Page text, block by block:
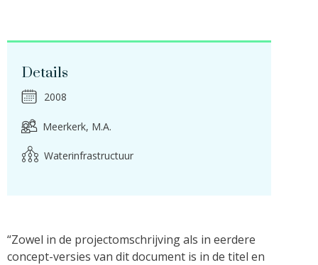
Details
2008
Meerkerk, M.A.
Waterinfrastructuur
“Zowel in de projectomschrijving als in eerdere
concept-versies van dit document is in de titel en